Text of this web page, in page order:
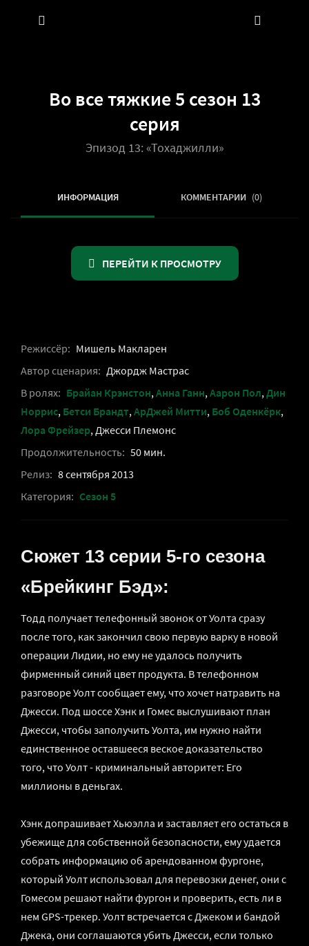
Во все тяжкие 5 сезон 13
серия
Эпизод 13: «Тохаджилли»
ИНФОРМАЦИЯ КОММЕНТАРИИ (0)
ПЕРЕЙТИ К ПРОСМОТРУ
Режиссёр: Мишель Макларен
Автор сценария: Джордж Мастрас
В ролях: Брайан Крэнстон,Анна Ганн,Аарон Пол,Дин
Норрис, Бетси Брандт,АрДжей Митти, Боб Оденкёрк,
Лора Фрейзер, Джесси Племонс
Продолжительность: 50 мин.
Релиз: 8 сентября 2013
Категория: Сезон 5
Сюжет 13 серии 5-го сезона
«Брейкинг Бэд»:
Тодд получает телефонный звонок от Уолта сразу
после того, как закончил свою первую варку в новой
операции Лидии, но ему не удалось получить
фирменный синий цвет продукта. В телефонном
разговоре Уолт сообщает ему, что хочет натравить на
Джесси. Под шоссе Хэнк и Гомес выслушивают план
Джесси, чтобы заполучить Уолта, им нужно найти
единственное оставшееся веское доказательство
того, что Уолт - криминальный авторитет: Его
миллионы в деньгах.
Хэнк допрашивает Хьюэлла и заставляет его остаться в
убежище для собственной безопасности, ему удается
собрать информацию об арендованном фургоне,
который Уолт использовал для перевозки денег, они с
Гомесом решают найти фургон и проверить, есть ли в
нем GPS-трекер. Уолт встречается с Джеком и бандой
Джека, они соглашаются убить Джесси, если только